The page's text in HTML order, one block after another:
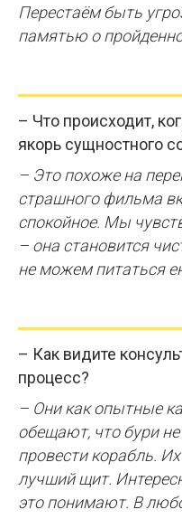
Перестаём быть
памятью о
– Что происходит,
якорь сущностного
– Это похоже на
страшного фильма
спокойное. Мы
– она становится
не можем питаться
– Как видите
процесс?
– Они как опытные
обещают, что бури
провести корабль.
лучший щит.
это понимают. В